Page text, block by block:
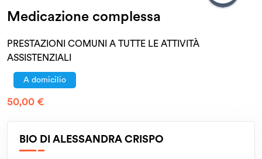
Medicazione complessa
PRESTAZIONI COMUNI A TUTTE LE ATTIVITÀ
ASSISTENZIALI
A domicilio
50,00 €
BIO DI ALESSANDRA CRISPO